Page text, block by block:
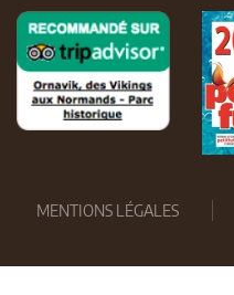
MENTIONS LÉGALES